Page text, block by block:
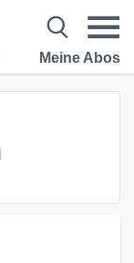
Meine Abos